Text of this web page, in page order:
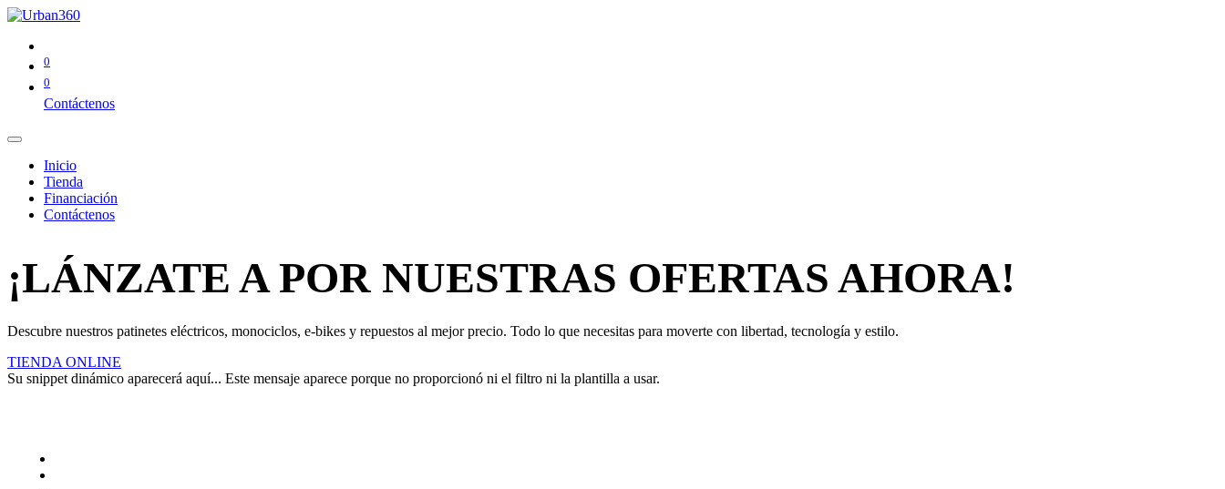
0
0
Contáctenos
Inicio
Tienda
Financiación
Contáctenos
¡LÁNZATE A POR NUESTRAS OFERTAS AHORA!
Descubre nuestros patinetes eléctricos, monociclos, e-bikes y repuestos al mejor precio. Todo lo que necesitas para moverte con libertad, tecnología y estilo.
TIENDA ONLINE
Su snippet dinámico aparecerá aquí... Este mensaje aparece porque no proporcionó ni el filtro ni la plantilla a usar.